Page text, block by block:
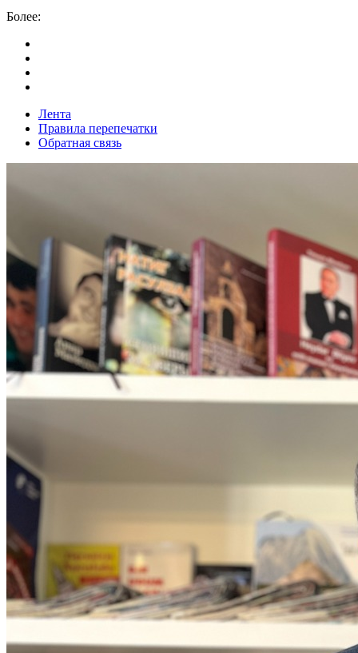
Более:
Лента
Правила перепечатки
Обратная связь